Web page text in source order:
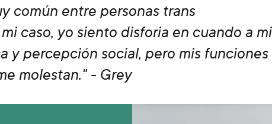
común entre personas trans
caso, yo siento disforia en cuando a mi
y percepción social, pero mis funciones
molestan." - Grey